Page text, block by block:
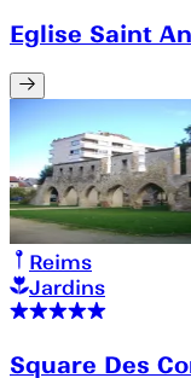
Eglise Saint
Reims
Jardins
Square Des